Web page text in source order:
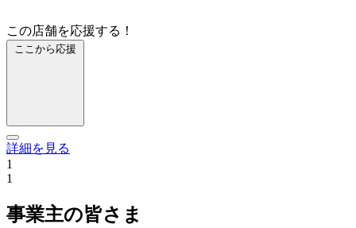
この店舗を応援する！
ここから応援
詳細を見る
1
1
事業主の皆さま